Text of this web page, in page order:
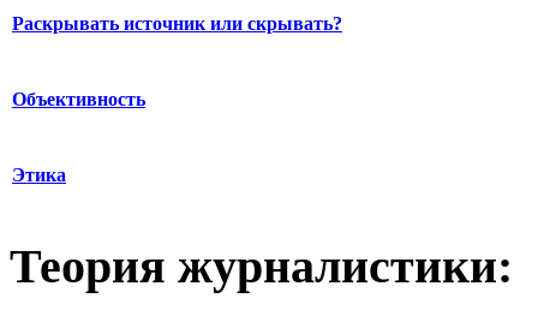
Раскрывать источник или скрывать?
Объективность
Этика
Теория журналистики: